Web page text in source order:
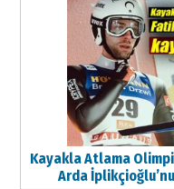
Kayakla Atlama
Arda